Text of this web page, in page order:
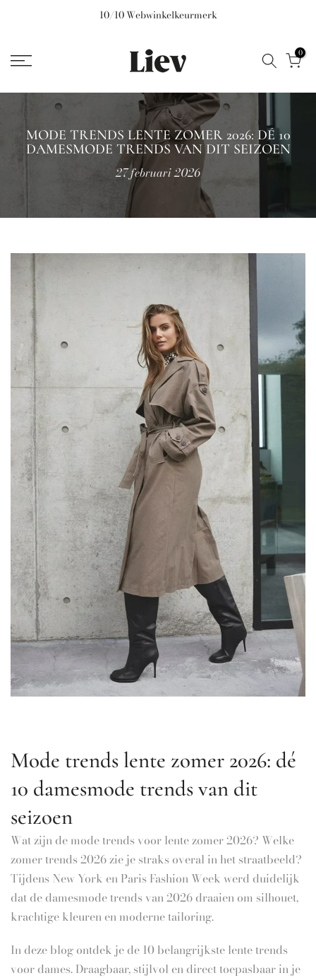
inhoud
Gratis verzending bij besteding vanaf €200
0
MODE TRENDS LENTE ZOMER 2026: DÉ 10
DAMESMODE TRENDS VAN DIT SEIZOEN
27 februari 2026
Mode trends lente zomer 2026: dé
10 damesmode trends van dit
seizoen
Wat zijn de mode trends voor lente zomer 2026? Welke
zomer trends 2026 zie je straks overal in het straatbeeld?
Tijdens New York en Paris Fashion Week werd duidelijk
dat de damesmode trends van 2026 draaien om silhouet,
krachtige kleuren en moderne tailoring.
In deze blog ontdek je de 10 belangrijkste lente trends
voor dames. Draagbaar, stijlvol en direct toepasbaar in je